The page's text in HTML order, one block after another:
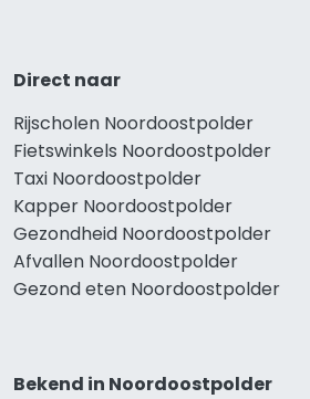
Direct naar
Rijscholen Noordoostpolder
Fietswinkels Noordoostpolder
Taxi Noordoostpolder
Kapper Noordoostpolder
Gezondheid Noordoostpolder
Afvallen Noordoostpolder
Gezond eten Noordoostpolder
Bekend in Noordoostpolder